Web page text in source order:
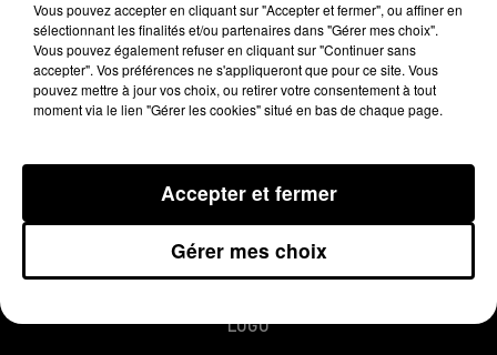
MENTIONS LÉGALES
CONDITIONS GÉNÉRALES D’UTILISATION
REGLEMENT JEUX CONCOURS PLAN DU SITE
LOGO
Vous pouvez accepter en cliquant sur "Accepter et fermer", ou affiner en
sélectionnant les finalités et/ou partenaires dans "Gérer mes choix".
Vous pouvez également refuser en cliquant sur "Continuer sans
accepter". Vos préférences ne s'appliqueront que pour ce site. Vous
pouvez mettre à jour vos choix, ou retirer votre consentement à tout
moment via le lien "Gérer les cookies" situé en bas de chaque page.
Gérer mes choix
Accepter et fermer